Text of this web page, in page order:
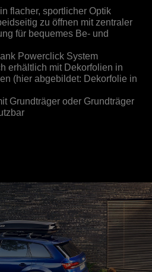
flacher, sportlicher Optik
zu öffnen mit zentraler
für bequemes Be- und
Powerclick System
erhältlich mit Dekorfolien in
(hier abgebildet: Dekorfolie in
Grundträger oder Grundträger